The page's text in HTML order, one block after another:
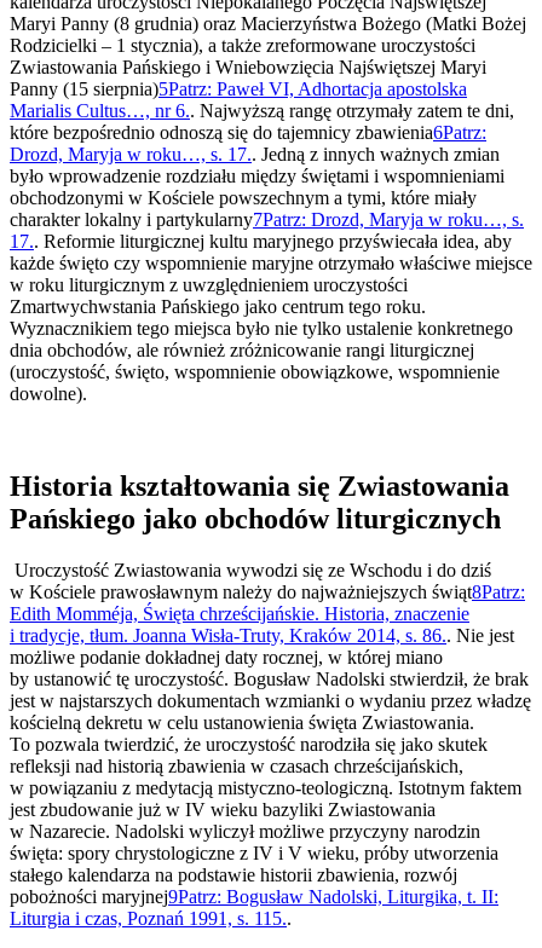
Maryi Panny (8 grudnia) oraz Macierzyństwa Bożego (Matki Bożej
Rodzicielki – 1 stycznia), a także zreformowane uroczystości
Zwiastowania Pańskiego i Wniebowzięcia Najświętszej Maryi
Panny (15 sierpnia)5Patrz: Paweł VI, Adhortacja apostolska
Marialis Cultus…, nr 6.. Najwyższą rangę otrzymały zatem te dni,
które bezpośrednio odnoszą się do tajemnicy zbawienia6Patrz:
Drozd, Maryja w roku…, s. 17.. Jedną z innych ważnych zmian
było wprowadzenie rozdziału między świętami i wspomnieniami
obchodzonymi w Kościele powszechnym a tymi, które miały
charakter lokalny i partykularny7Patrz: Drozd, Maryja w roku…, s.
17.. Reformie liturgicznej kultu maryjnego przyświecała idea, aby
każde święto czy wspomnienie maryjne otrzymało właściwe miejsce
w roku liturgicznym z uwzględnieniem uroczystości
Zmartwychwstania Pańskiego jako centrum tego roku.
Wyznacznikiem tego miejsca było nie tylko ustalenie konkretnego
dnia obchodów, ale również zróżnicowanie rangi liturgicznej
(uroczystość, święto, wspomnienie obowiązkowe, wspomnienie
dowolne).
Historia kształtowania się Zwiastowania
Pańskiego jako obchodów liturgicznych
Uroczystość Zwiastowania wywodzi się ze Wschodu i do dziś
w Kościele prawosławnym należy do najważniejszych świąt8Patrz:
Edith Momméja, Święta chrześcijańskie. Historia, znaczenie
i tradycje, tłum. Joanna Wisła-Truty, Kraków 2014, s. 86.. Nie jest
możliwe podanie dokładnej daty rocznej, w której miano
by ustanowić tę uroczystość. Bogusław Nadolski stwierdził, że brak
jest w najstarszych dokumentach wzmianki o wydaniu przez władzę
kościelną dekretu w celu ustanowienia święta Zwiastowania.
To pozwala twierdzić, że uroczystość narodziła się jako skutek
refleksji nad historią zbawienia w czasach chrześcijańskich,
w powiązaniu z medytacją mistyczno-teologiczną. Istotnym faktem
jest zbudowanie już w IV wieku bazyliki Zwiastowania
w Nazarecie. Nadolski wyliczył możliwe przyczyny narodzin
święta: spory chrystologiczne z IV i V wieku, próby utworzenia
stałego kalendarza na podstawie historii zbawienia, rozwój
pobożności maryjnej9Patrz: Bogusław Nadolski, Liturgika, t. II:
Liturgia i czas, Poznań 1991, s. 115..